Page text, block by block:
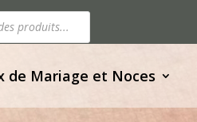
de Mariage et Noces